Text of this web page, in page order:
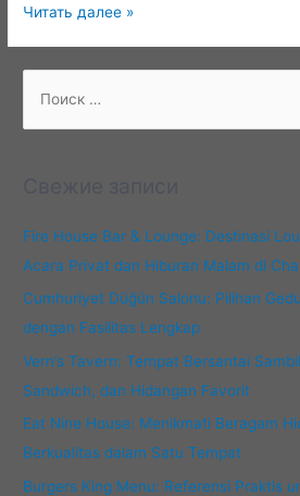
Hollywood
Excellence
in
Restoration
Читать далее »
:Fire House Bar & Lounge: Destinasi
Acara Privat dan Hiburan Malam di
Cumhuriyet Düğün Salonu: Pilihan
dengan Fasilitas Lengkap
Vern’s Tavern: Tempat Bersantai
Sandwich, dan Hidangan Favorit
Eat Nine House: Menikmati Beragam
Berkualitas dalam Satu Tempat
Burgers King Menu: Referensi Praktis